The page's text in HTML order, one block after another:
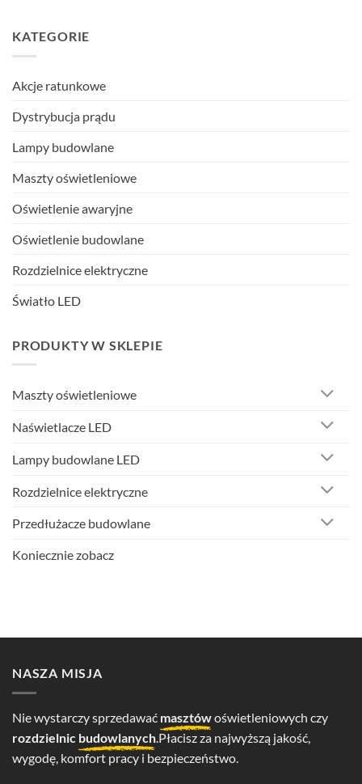
KATEGORIE
Akcje ratunkowe
Dystrybucja prądu
Lampy budowlane
Maszty oświetleniowe
Oświetlenie awaryjne
Oświetlenie budowlane
Rozdzielnice elektryczne
Światło LED
PRODUKTY W SKLEPIE
Maszty oświetleniowe
Naświetlacze LED
Lampy budowlane LED
Rozdzielnice elektryczne
Przedłużacze budowlane
Koniecznie zobacz
NASZA MISJA
Nie wystarczy sprzedawać masztówoświetleniowych czy
rozdzielnic budowlanych.Płacisz za najwyższą jakość,
wygodę, komfort pracy i bezpieczeństwo.